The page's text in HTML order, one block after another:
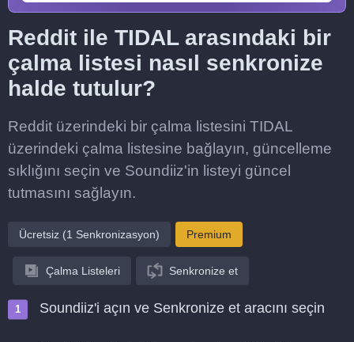
Reddit ile TIDAL arasındaki bir
çalma listesi nasıl senkronize
halde tutulur?
Reddit üzerindeki bir çalma listesini TIDAL
üzerindeki çalma listesine bağlayın, güncelleme
sıklığını seçin ve Soundiiz'in listeyi güncel
tutmasını sağlayın.
Ücretsiz (1 Senkronizasyon) Premium
Çalma Listeleri Senkronize et
Soundiiz'i açın ve Senkronize et aracını seçin